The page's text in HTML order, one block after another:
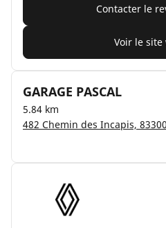
Contacter le
Voir le site
GARAGE PASCAL
5.84 km
482 Chemin des Incapis,